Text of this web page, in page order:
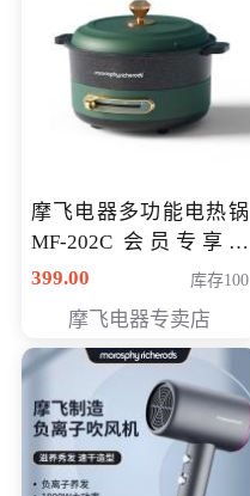
摩飞电器多功能电热锅
MF-202C 会员专享价
269元
399.00 库存100
摩飞电器专卖店